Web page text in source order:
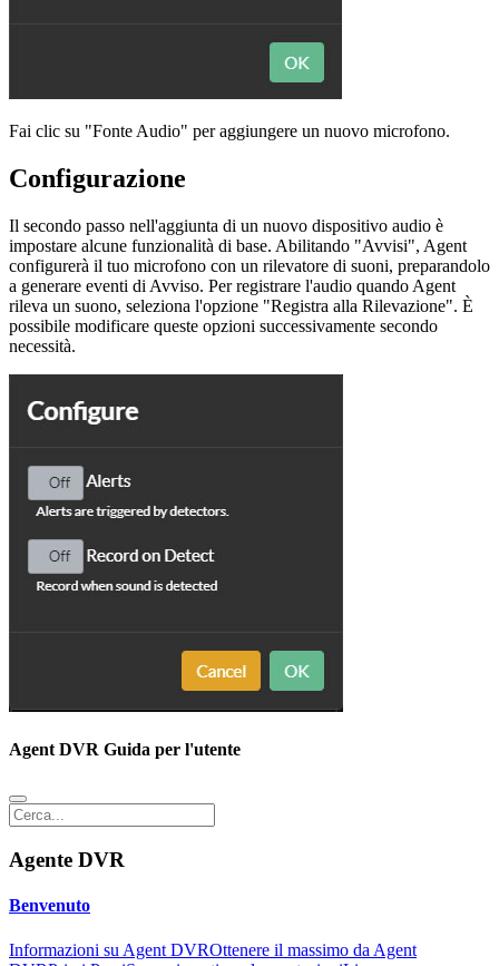
Fai clic su "Fonte Audio" per aggiungere un nuovo microfono.
Configurazione
Il secondo passo nell'aggiunta di un nuovo dispositivo audio è
impostare alcune funzionalità di base. Abilitando "Avvisi", Agent
configurerà il tuo microfono con un rilevatore di suoni, preparandolo
a generare eventi di Avviso. Per registrare l'audio quando Agent
rileva un suono, seleziona l'opzione "Registra alla Rilevazione". È
possibile modificare queste opzioni successivamente secondo
necessità.
Agent DVR Guida per l'utente
Agente DVR
Benvenuto
Informazioni su Agent DVROttenere il massimo da Agent